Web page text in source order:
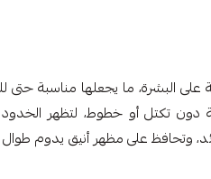
البشرة، ما يجعلها مناسبة حتى
دون تكتل أو خطوط، لتظهر
وتحافظ على مظهر أنيق يدوم طوال